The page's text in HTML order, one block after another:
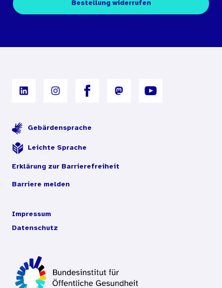
Fachpublikationen
Digitales Archiv
Bestellung widerrufen
Gebärdensprache
Leichte Sprache
Erklärung zur Barrierefreiheit
Barriere melden
Impressum
Datenschutz